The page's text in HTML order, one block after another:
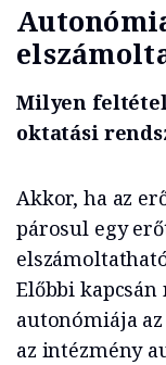
Milyen
oktatási
Akkor, ha az
párosul egy
Előbbi kapcsán
autonómiája
az intézmény